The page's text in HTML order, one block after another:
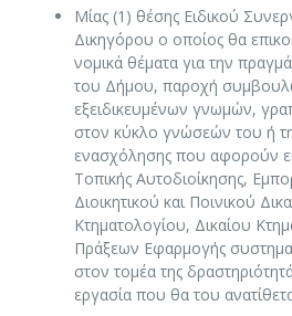
Μίας (1) θέσης Ειδικού
Δικηγόρου ο οποίος θα
νομικά θέματα για την
του Δήμου, παροχή
εξειδικευμένων γνωμών,
στον κύκλο γνώσεών του ή
ενασχόλησης που αφορούν
Τοπικής Αυτοδιοίκησης,
Διοικητικού και Ποινικού
Κτηματολογίου, Δικαίου
Πράξεων Εφαρμογής
στον τομέα της
εργασία που θα του